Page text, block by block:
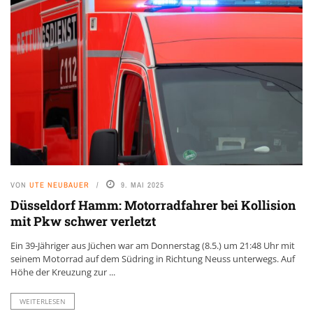
VON UTE NEUBAUER 9. MAI 2025
Düsseldorf Hamm: Motorradfahrer bei Kollision
mit Pkw schwer verletzt
Ein 39-Jähriger aus Jüchen war am Donnerstag (8.5.) um 21:48 Uhr mit
seinem Motorrad auf dem Südring in Richtung Neuss unterwegs. Auf
Höhe der Kreuzung zur ...
WEITERLESEN